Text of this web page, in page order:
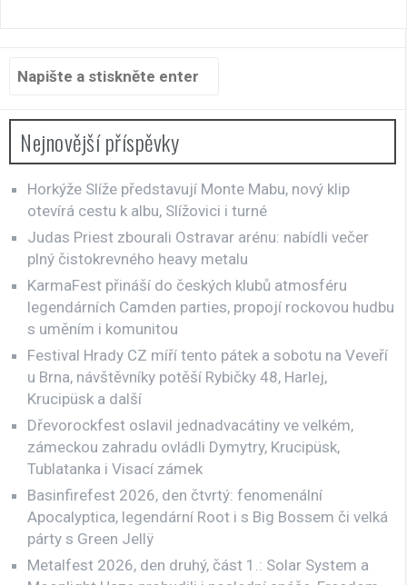
Hledat:
Nejnovější příspěvky
Horkýže Slíže představují Monte Mabu, nový klip
otevírá cestu k albu, Slížovici i turné
Judas Priest zbourali Ostravar arénu: nabídli večer
plný čistokrevného heavy metalu
KarmaFest přináší do českých klubů atmosféru
legendárních Camden parties, propojí rockovou hudbu
s uměním i komunitou
Festival Hrady CZ míří tento pátek a sobotu na Veveří
u Brna, návštěvníky potěší Rybičky 48, Harlej,
Krucipüsk a další
Dřevorockfest oslavil jednadvacátiny ve velkém,
zámeckou zahradu ovládli Dymytry, Krucipüsk,
Tublatanka i Visací zámek
Basinfirefest 2026, den čtvrtý: fenomenální
Apocalyptica, legendární Root i s Big Bossem či velká
párty s Green Jellÿ
Metalfest 2026, den druhý, část 1.: Solar System a